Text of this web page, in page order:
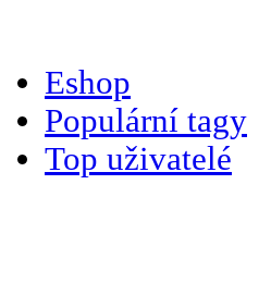
Eshop
Populární tagy
Top uživatelé